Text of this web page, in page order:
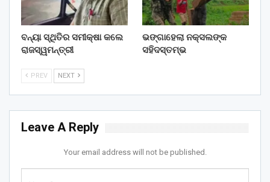
ବନ୍ୟା ସ୍ଥିତିର ସମୀକ୍ଷା କଲେ
ରାଜସ୍ୱମନ୍ତ୍ରୀ
ଭଙ୍ଗାହେଲା ନକ୍ସଲଙ୍କ
ସହିଦସ୍ତମ୍ଭ
PREV NEXT
Leave A Reply
Your email address will not be published.